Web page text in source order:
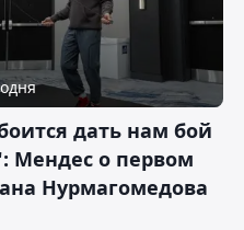
дать нам бой
Мендес о первом
Нурмагомедова